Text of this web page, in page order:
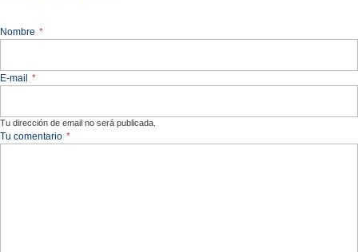
Nombre *
E-mail *
Tu dirección de email no será publicada.
Tu comentario *